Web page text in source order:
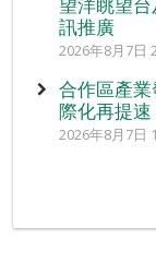
訊推廣
2026年8月7日
合作區產
際化再提速
2026年8月7日